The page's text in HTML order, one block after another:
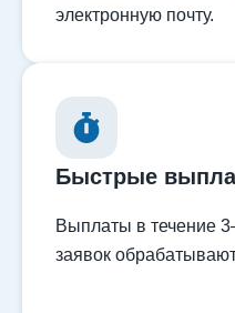
электронную почту.
Быстрые
Выплаты в течение
заявок